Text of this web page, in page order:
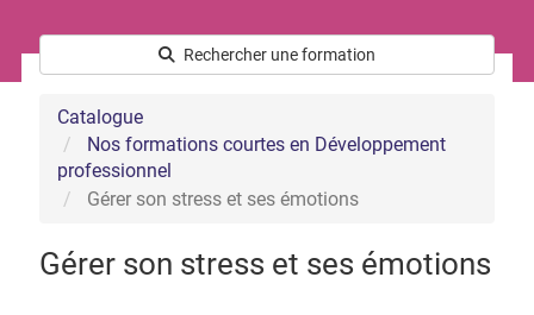
Rechercher une formation
Catalogue
Nos formations courtes en Développement
professionnel
Gérer son stress et ses émotions
Gérer son stress et ses émotions